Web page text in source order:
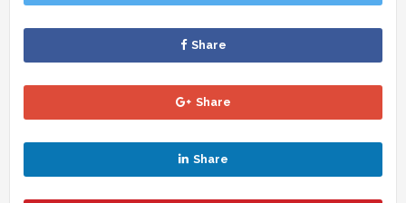
Share
Share
Share